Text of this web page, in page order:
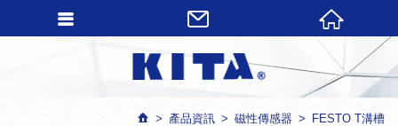
產品資訊 磁性傳感器 FESTO T溝槽